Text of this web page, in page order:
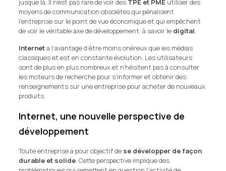
jusque là. Il n’est pas rare de voir des TPE et PMEutiliser des
moyens de communication obsolètes qui pénalisent
l’entreprise sur le point de vue économique et qui empêchent
de voir le véritable axe de développement, à savoir le digital.
Interneta l’avantage d’être moins onéreux que les médias
classiques et est en constante évolution. Les utilisateurs
sont de plus en plus nombreux et n’hésitent pas à consulter
les moteurs de recherche pour s’informer et obtenir des
renseignements sur une entreprise pour acheter de nouveaux
produits.
Internet, une nouvelle perspective de
développement
Toute entreprise a pour objectif de se développer de façon
durable et solide. Cette perspective implique des